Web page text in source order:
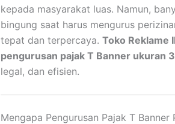
kepada masyarakat luas. Namun,
bingung saat harus mengurus
tepat dan terpercaya. Toko Reklame
pengurusan pajak T Banner ukuran
legal, dan efisien.
Mengapa Pengurusan Pajak T Banner